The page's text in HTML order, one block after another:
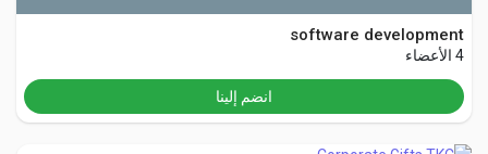
اكتشف المشاركات
المطوريين
software development
4 الأعضاء
انضم إلينا